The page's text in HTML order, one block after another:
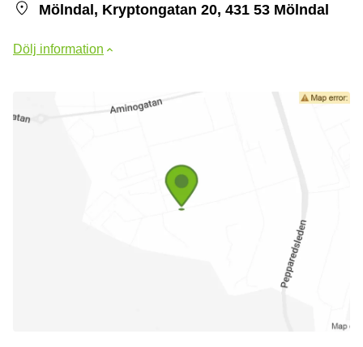
Mölndal, Kryptongatan 20, 431 53 Mölndal
Dölj information